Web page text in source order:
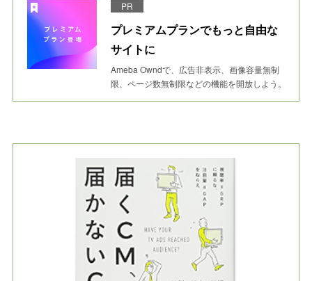
PR
プレミアムプランでもっと自由な
サイトに
Ameba Owndで、広告非表示、画像容量無制
限、ページ数無制限などの機能を開放しよう。